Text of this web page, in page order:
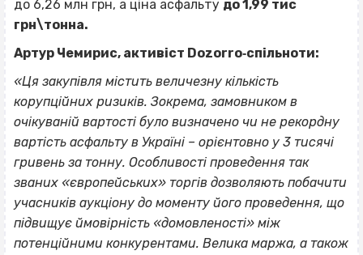
до 6,26 млн грн, а ціна асфальту до 1,99 тис
грн\тонна.
Артур Чемирис, активіст Dozorro‐спільноти:
«Ця закупівля містить величезну кількість
корупційних ризиків. Зокрема, замовником в
очікуваній вартості було визначено чи не рекордну
вартість асфальту в Україні – орієнтовно у 3 тисячі
гривень за тонну. Особливості проведення так
званих «європейських» торгів дозволяють побачити
учасників аукціону до моменту його проведення, що
підвищує ймовірність «домовленості» між
потенційними конкурентами. Велика маржа, а також